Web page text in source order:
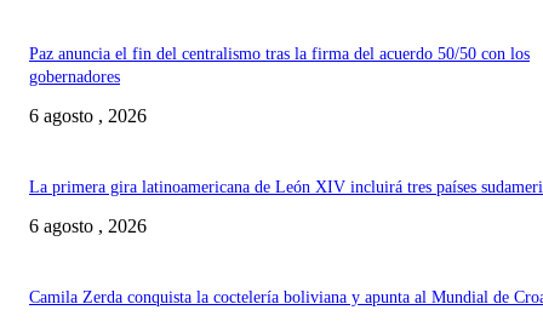
Paz anuncia el fin del centralismo tras la firma del acuerdo 50/50 con los
gobernadores
6 agosto , 2026
La primera gira latinoamericana de León XIV incluirá tres países
6 agosto , 2026
Camila Zerda conquista la coctelería boliviana y apunta al Mundial de